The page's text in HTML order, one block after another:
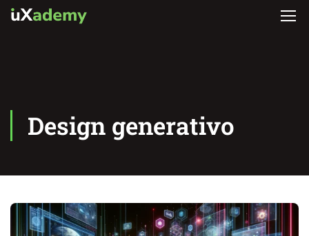
Design generativo